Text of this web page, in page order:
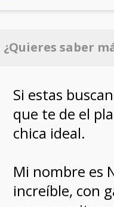
¿Quieres saber
Si estas
que te de el
chica ideal.
Mi nombre es
increíble, con